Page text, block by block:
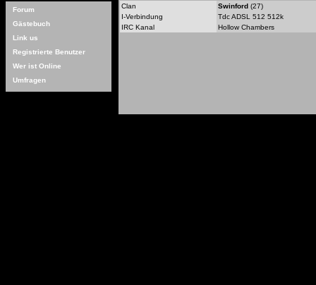
Forum
Gästebuch
Link us
Registrierte Benutzer
Wer ist Online
Umfragen
Clan Swinford (27)
I-Verbindung
Tdc ADSL 512 512k
IRC Kanal
Hollow Chambers